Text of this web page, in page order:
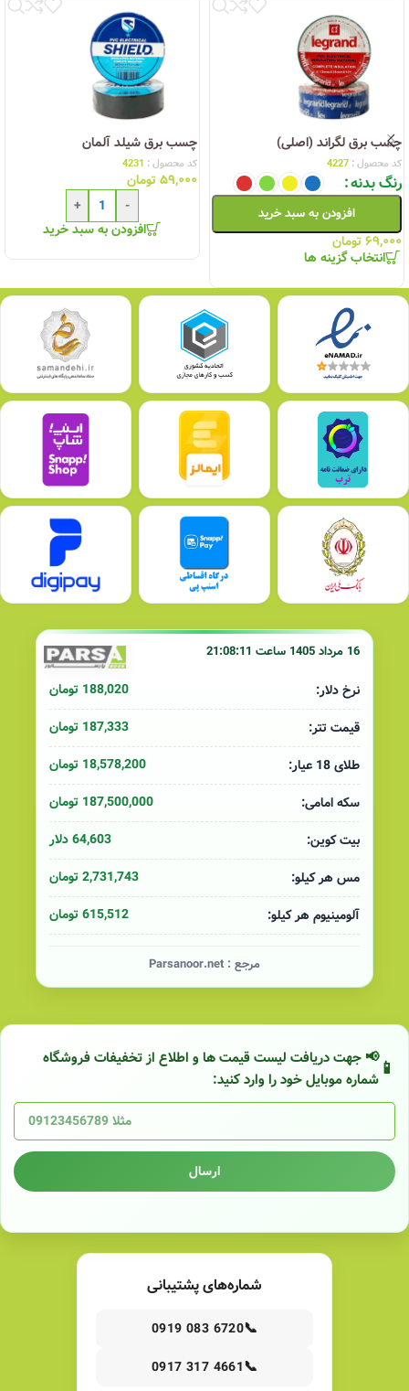
چسب برق لگراند (اصلی)
کد محصول : 4227
رنگ بدنه
افزودن به سبد خرید
۶۹,۰۰۰تومان
انتخاب گزینه ها
چسب برق شیلد آلمان
کد محصول : 4231
۵۹,۰۰۰تومان
-
+
افزودن به سبد خرید
16 مرداد 1405 ساعت 21:08:11
نرخ دلار:
188,020 تومان
قیمت تتر:
187,333 تومان
طلای 18 عیار:
18,578,200 تومان
سکه امامی:
187,500,000 تومان
بیت کوین:
64,603 دلار
مس هر کیلو:
2,731,743 تومان
آلومینیوم هر کیلو:
615,512 تومان
مرجع : Parsanoor.net
📢 جهت دریافت لیست قیمت ها و اطلاع از تخفیفات فروشگاه
شماره موبایل خود را وارد کنید:
ارسال
شماره‌های پشتیبانی
📞
0919 083 6720
📞
0917 317 4661